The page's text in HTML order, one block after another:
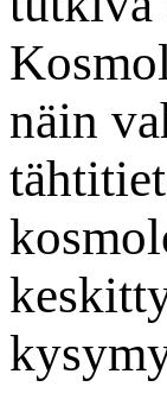
näin